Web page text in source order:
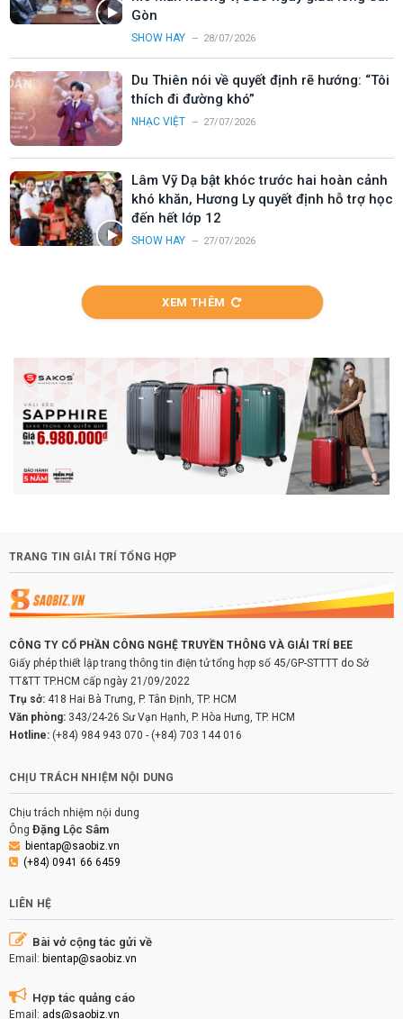
Gòn
SHOW HAY 28/07/2026
Du Thiên nói về quyết định rẽ hướng: “Tôi
thích đi đường khó”
NHẠC VIỆT 27/07/2026
Lâm Vỹ Dạ bật khóc trước hai hoàn cảnh
khó khăn, Hương Ly quyết định hỗ trợ học
đến hết lớp 12
SHOW HAY 27/07/2026
XEM THÊM
TRANG TIN GIẢI TRÍ TỔNG HỢP
CÔNG TY CỔ PHẦN CÔNG NGHỆ TRUYỀN THÔNG VÀ GIẢI TRÍ BEE
Giấy phép thiết lập trang thông tin điện tử tổng hợp số 45/GP-STTTT do Sở
TT&TT TP.HCM cấp ngày 21/09/2022
Trụ sở: 418 Hai Bà Trưng, P. Tân Định, TP. HCM
Văn phòng: 343/24-26 Sư Vạn Hạnh, P. Hòa Hưng, TP. HCM
Hotline: (+84) 984 943 070 - (+84) 703 144 016
CHỊU TRÁCH NHIỆM NỘI DUNG
Chịu trách nhiệm nội dung
Ông Đặng Lộc Sâm
bientap@saobiz.vn
(+84) 0941 66 6459
LIÊN HỆ
Bài vở cộng tác gửi về
Email: bientap@saobiz.vn
Hợp tác quảng cáo
Email: ads@saobiz.vn